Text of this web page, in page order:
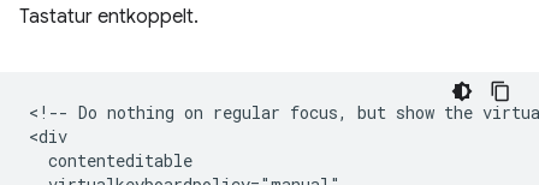
Tastatur entkoppelt.
<!-- Do nothing on regular focus, but show the
<div
  contenteditable